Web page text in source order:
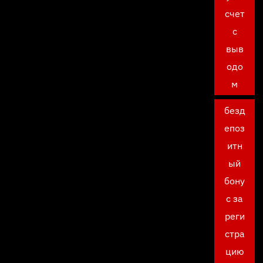
счет
с
выв
одо
м
безд
епоз
итн
ый
бону
с за
реги
стра
цию